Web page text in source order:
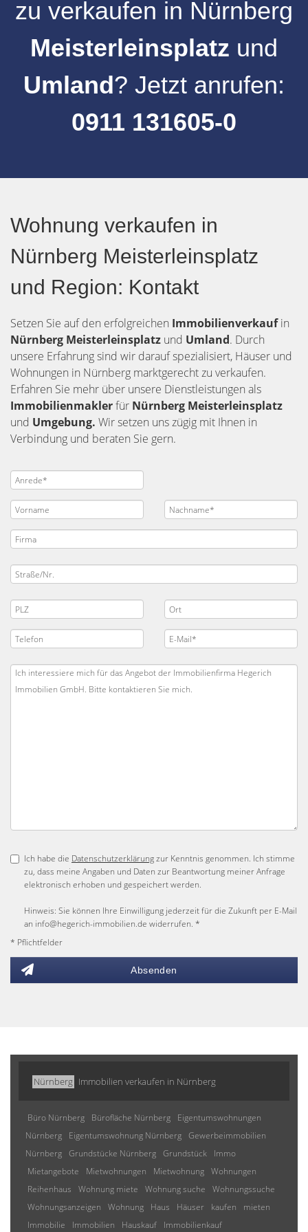
zu verkaufen in Nürnberg
Meisterleinsplatz und
Umland? Jetzt anrufen:
0911 131605-0
Wohnung verkaufen in
Nürnberg Meisterleinsplatz
und Region: Kontakt
Setzen Sie auf den erfolgreichen Immobilienverkaufin
Nürnberg Meisterleinsplatz und Umland. Durch
unsere Erfahrung sind wir darauf spezialisiert, Häuser und
Wohnungen in Nürnberg marktgerecht zu verkaufen.
Erfahren Sie mehr über unsere Dienstleistungen als
Immobilienmaklerfür Nürnberg Meisterleinsplatz
und Umgebung. Wir setzen uns zügig mit Ihnen in
Verbindung und beraten Sie gern.
Ich habe die Datenschutzerklärungzur Kenntnis genommen. Ich stimme
zu, dass meine Angaben und Daten zur Beantwortung meiner Anfrage
elektronisch erhoben und gespeichert werden.
Hinweis: Sie können Ihre Einwilligung jederzeit für die Zukunft per E-Mail
an info@hegerich-immobilien.de widerrufen. *
* Pflichtfelder
Absenden
Nürnberg Immobilien verkaufen in Nürnberg
Büro Nürnberg Bürofläche Nürnberg
Eigentumswohnungen
Nürnberg
Eigentumswohnung Nürnberg Gewerbeimmobilien
Nürnberg Grundstücke Nürnberg Grundstück
Immo
Mietangebote
Mietwohnungen Mietwohnung Wohnungen
Reihenhaus
Wohnung miete Wohnung suche
Wohnungssuche
Wohnungsanzeigen
Wohnung Haus Häuser kaufen
mieten
Immobilie
Immobilien Hauskauf
Immobilienkauf